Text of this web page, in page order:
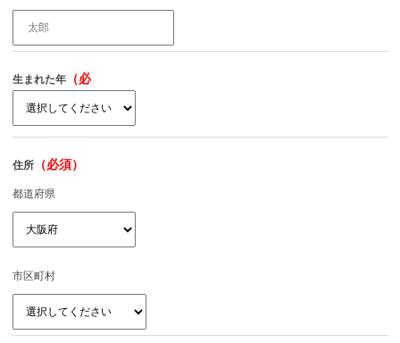
生まれた年（必
須）
住所（必須）
都道府県
市区町村